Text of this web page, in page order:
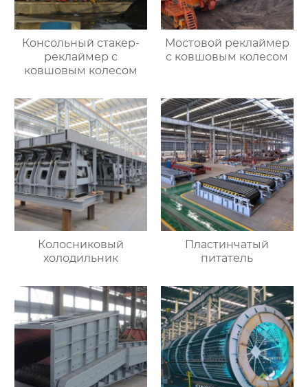
Консольный стакер-
реклаймер с
ковшовым колесом
Мостовой реклаймер
с ковшовым колесом
Колосниковый
холодильник
Пластинчатый
питатель